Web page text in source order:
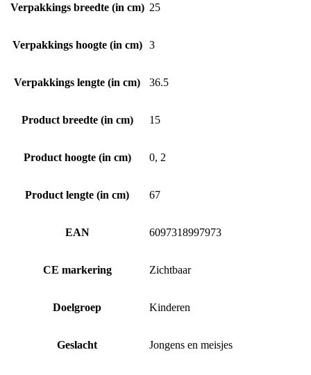
Verpakkings breedte (in cm) 25
Verpakkings hoogte (in cm) 3
Verpakkings lengte (in cm) 36.5
Product breedte (in cm) 15
Product hoogte (in cm) 0, 2
Product lengte (in cm) 67
EAN 6097318997973
CE markering Zichtbaar
Doelgroep Kinderen
Geslacht Jongens en meisjes